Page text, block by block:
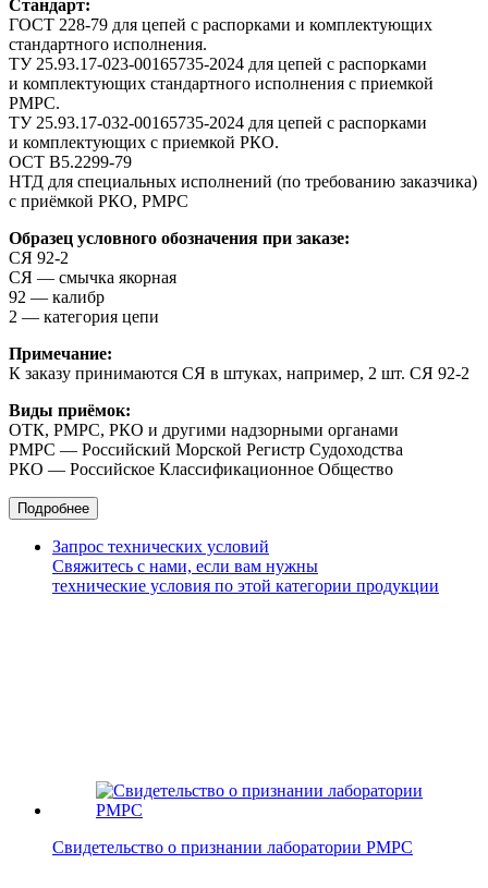
Стандарт:
ГОСТ 228-79 для цепей с распорками и комплектующих
стандартного исполнения.
ТУ 25.93.17-023-00165735-2024 для цепей с распорками
и комплектующих стандартного исполнения с приемкой
РМРС.
ТУ 25.93.17-032-00165735-2024 для цепей с распорками
и комплектующих с приемкой РКО.
ОСТ В5.2299-79
НТД для специальных исполнений (по требованию заказчика)
с приёмкой РКО, РМРС
Образец условного обозначения при заказе:
СЯ 92-2
СЯ — смычка якорная
92 — калибр
2 — категория цепи
Примечание:
К заказу принимаются СЯ в штуках, например, 2 шт. СЯ 92-2
Виды приёмок:
ОТК, РМРС, РКО и другими надзорными органами
РМРС — Российский Морской Регистр Судоходства
РКО — Российское Классификационное Общество
Подробнее
Запрос технических условий
Свяжитесь с нами, если вам нужны
технические условия по этой категории продукции
Свидетельство о признании лаборатории РМРС